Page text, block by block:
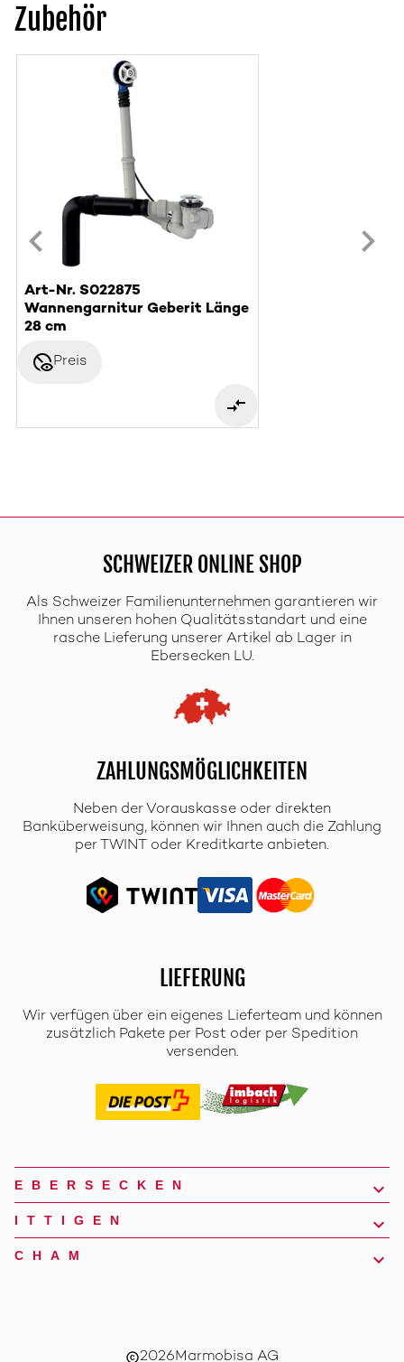
Zubehör
Art-Nr. S022875
Wannengarnitur Geberit Länge
28 cm
disabled_visiblePreis
SCHWEIZER ONLINE SHOP
Als Schweizer Familienunternehmen garantieren wir
Ihnen unseren hohen Qualitätsstandart und eine
rasche Lieferung unserer Artikel ab Lager in
Ebersecken LU.
ZAHLUNGSMÖGLICHKEITEN
Neben der Vorauskasse oder direkten
Banküberweisung, können wir Ihnen auch die Zahlung
per TWINT oder Kreditkarte anbieten.
LIEFERUNG
Wir verfügen über ein eigenes Lieferteam und können
zusätzlich Pakete per Post oder per Spedition
versenden.
EBERSECKEN
ITTIGEN
CHAM
copyright2026Marmobisa AG